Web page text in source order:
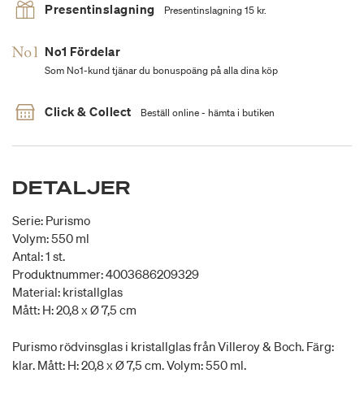
Presentinslagning Presentinslagning 15 kr.
No1 Fördelar
Som No1-kund tjänar du bonuspoäng på alla dina köp
Click & Collect Beställ online - hämta i butiken
DETALJER
Serie: Purismo
Volym: 550 ml
Antal: 1 st.
Produktnummer: 4003686209329
Material: kristallglas
Mått: H: 20,8 x Ø 7,5 cm
Purismo rödvinsglas i kristallglas från Villeroy & Boch. Färg:
klar. Mått: H: 20,8 x Ø 7,5 cm. Volym: 550 ml.